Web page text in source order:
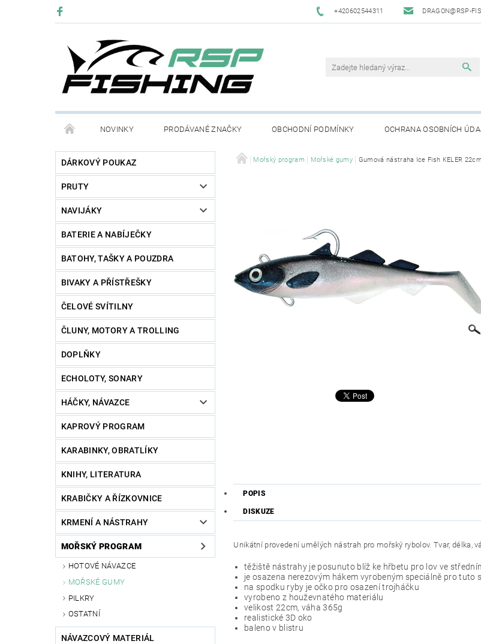
+420602544311 DRAGON@RSP-
NOVINKY PRODÁVANÉ ZNAČKY OBCHODNÍ PODMÍNKY OCHRANA OSOBNÍCH
DÁRKOVÝ POUKAZ
PRUTY
NAVIJÁKY
BATERIE A NABÍJEČKY
BATOHY, TAŠKY A POUZDRA
BIVAKY A PŘÍSTŘEŠKY
ČELOVÉ SVÍTILNY
ČLUNY, MOTORY A TROLLING
DOPLŇKY
ECHOLOTY, SONARY
HÁČKY, NÁVAZCE
KAPROVÝ PROGRAM
KARABINKY, OBRATLÍKY
KNIHY, LITERATURA
KRABIČKY A ŘÍZKOVNICE
KRMENÍ A NÁSTRAHY
MOŘSKÝ PROGRAM
HOTOVÉ NÁVAZCE
MOŘSKÉ GUMY
PILKRY
OSTATNÍ
NÁVAZCOVÝ MATERIÁL
Mořský program Mořské gumy Gumová nástraha Ice Fish KELER
POPIS
DISKUZE
Unikátní provedení umělých nástrah pro mořský rybolov. Tvar, délka,
těžiště nástrahy je posunuto blíž ke hřbetu pro lov ve
je osazena nerezovým hákem vyrobeným speciálně pro tuto
na spodku ryby je očko pro osazení trojháčku
vyrobeno z houževnatého materiálu
velikost 22cm, váha 365g
realistické 3D oko
baleno v blistru